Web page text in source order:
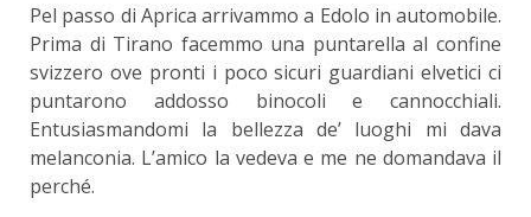
Pel passo di Aprica arrivammo a Edolo in automobile.
Prima di Tirano facemmo una puntarella al confine
svizzero ove pronti i poco sicuri guardiani elvetici ci
puntarono addosso binocoli e cannocchiali.
Entusiasmandomi la bellezza de’ luoghi mi dava
melanconia. L’amico la vedeva e me ne domandava il
perché.